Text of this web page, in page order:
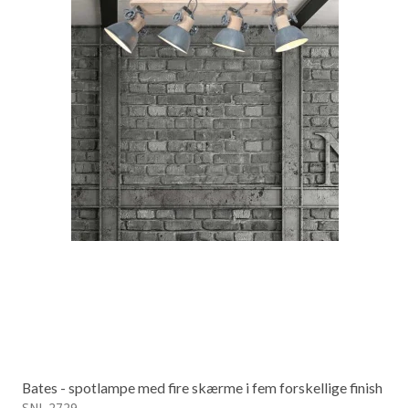
Bates - spotlampe med fire skærme i fem forskellige finish